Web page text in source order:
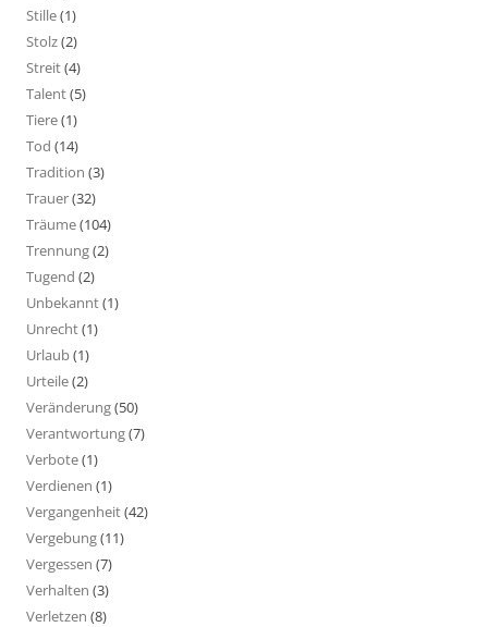
Stille(1)
Stolz(2)
Streit(4)
Talent(5)
Tiere(1)
Tod (14)
Tradition (3)
Trauer(32)
Träume(104)
Trennung(2)
Tugend (2)
Unbekannt(1)
Unrecht(1)
Urlaub(1)
Urteile(2)
Veränderung(50)
Verantwortung(7)
Verbote(1)
Verdienen (1)
Vergangenheit(42)
Vergebung(11)
Vergessen (7)
Verhalten (3)
Verletzen (8)